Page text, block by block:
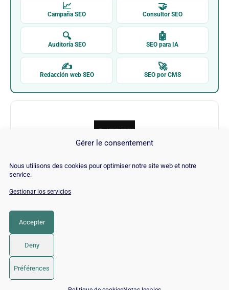
Gérer le consentement
Nous utilisons des cookies pour optimiser notre site web et notre
service.
Gestionar los servicios
Accepter
Deny
Préférences
📈
Campaña SEO
🤝
Consultor SEO
🔍
Auditoría SEO
🤖
SEO para IA
✍
Redacción web SEO
🚀
SEO por CMS
Internet Marketing Ninjas
CATEGORÍA
© 2026 Twaino
📅 Reservar 15 min con un experto SEO / GEO